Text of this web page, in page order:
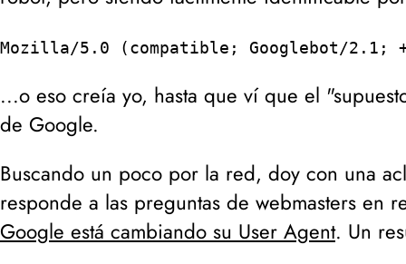
Mozilla/5.0 (compatible; Googlebot/2.1;
...o eso creía yo, hasta que ví que el
de Google.
Buscando un poco por la red, doy con una
responde a las preguntas de webmasters en
Google está cambiando su User Agent. Un